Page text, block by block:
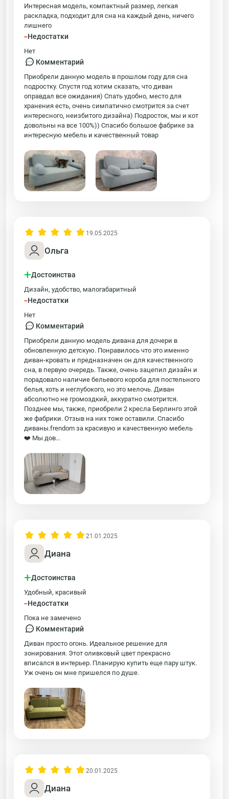
Интересная модель, компактный размер, легкая
раскладка, подходит для сна на каждый день, ничего
лишнего
-Недостатки
Нет
Комментарий
Приобрели данную модель в прошлом году для сна
подростку. Спустя год хотим сказать, что диван
оправдал все ожидания) Спать удобно, место для
хранения есть, очень симпатично смотрится за счет
интересного, неизбитого дизайна) Подросток, мы и кот
довольны на все 100%)) Спасибо большое фабрике за
интересную мебель и качественный товар
Ольга
19.05.2025
+Достоинства
Дизайн, удобство, малогабаритный
-Недостатки
Нет
Комментарий
Приобрели данную модель дивана для дочери в
обновленную детскую. Понравилось что это именно
диван-кровать и предназначен он для качественного
сна, в первую очередь. Также, очень зацепил дизайн и
порадовало наличие бельевого короба для постельного
белья, хоть и неглубокого, но это мелочь. Диван
абсолютно не громоздкий, аккуратно смотрится.
Позднее мы, также, приобрели 2 кресла Берлинго этой
же фабрики. Отзыв на них тоже оставили. Спасибо
диваны.frendom за красивую и качественную мебель
❤️ Мы дов...
Диана
21.01.2025
+Достоинства
Удобный, красивый
-Недостатки
Пока не замечено
Комментарий
Диван просто огонь. Идеальное решение для
зонирования. Этот оливковый цвет прекрасно
вписался в интерьер. Планирую купить еще пару штук.
Уж очень он мне пришелся по душе.
Диана
20.01.2025